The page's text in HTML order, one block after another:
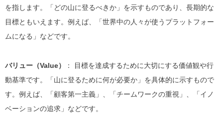
を指します。「どの山に登るべきか」を示すものであり、長期的な
目標ともいえます。例えば、「世界中の人々が使うプラットフォー
ムになる」などです。
バリュー（Value）
： 目標を達成するために大切にする価値観や行
動基準です。「山に登るために何が必要か」を具体的に示すもので
す。例えば、「顧客第一主義」、「チームワークの重視」、「イノ
ベーションの追求」などです。